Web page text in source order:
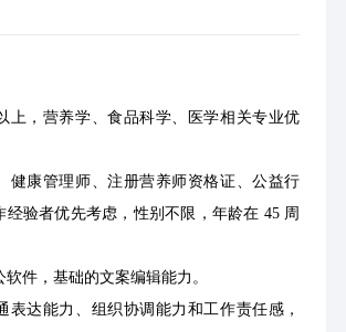
上，营养学、食品科学、医学相关专业优
健康管理师、注册营养师资格证、公益行
经验者优先考虑，性别不限，年龄在 45 周
件，基础的文案编辑能力。
表达能力、组织协调能力和工作责任感，